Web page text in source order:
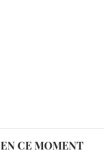
EN CE MOMENT